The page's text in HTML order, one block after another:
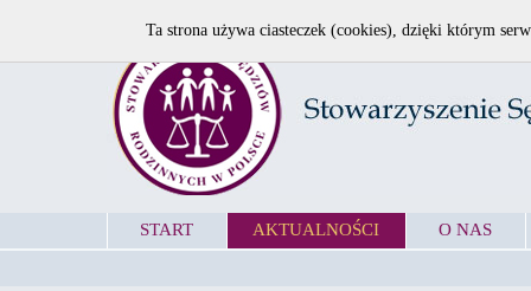
START AKTUALNOŚCI O NAS
Ta strona używa ciasteczek (cookies), dzięki którym